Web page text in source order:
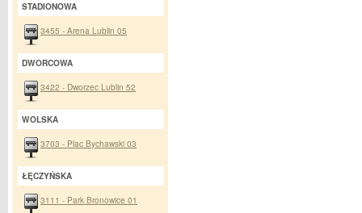
STADIONOWA
3455 - Arena Lublin 05
DWORCOWA
3422 - Dworzec Lublin 52
WOLSKA
3703 - Plac Bychawski 03
ŁĘCZYŃSKA
3111 - Park Bronowice 01